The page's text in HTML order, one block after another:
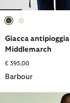
Giacca antipioggia
Middlemarch
€ 395,00
Barbour
Poncho